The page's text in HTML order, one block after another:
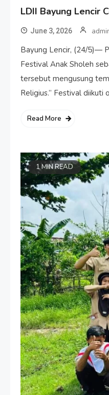
LDII Bayung Lencir
June 3, 2026
Bayung Lencir, (24/5)—
Festival Anak Sholeh
tersebut mengusung
Religius.” Festival diikuti
Read More
1 MIN READ